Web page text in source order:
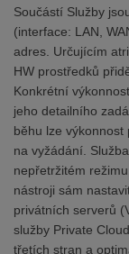
Součástí Služby
(interface: LAN,
adres. Určujícím
HW prostředků
Konkrétní
jeho detailního
běhu lze výkonnost
na vyžádání.
nepřetržitém
nástroji sám
privátních serverů
služby Private
třetích stran a